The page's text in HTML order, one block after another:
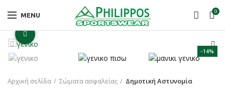
MENU 0
-14%
Αρχική σελίδα Σώματα ασφαλείας Δημοτική Αστυνομία